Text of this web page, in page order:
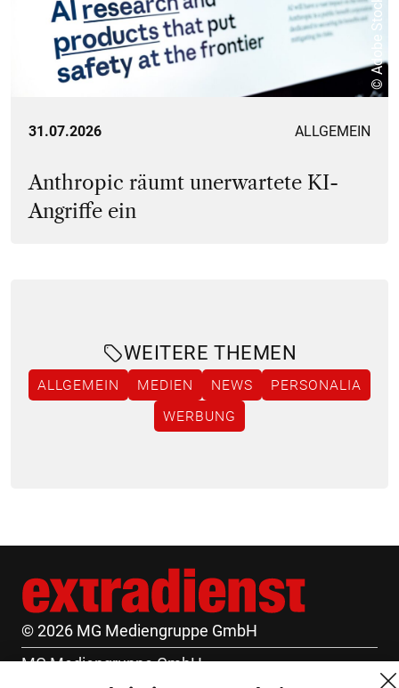
© Adobe Stock
31.07.2026 ALLGEMEIN
Anthropic räumt unerwartete KI-
Angriffe ein
WEITERE THEMEN
ALLGEMEIN MEDIEN NEWS
PERSONALIA
WERBUNG
© 2026 MG Mediengruppe GmbH
MG Mediengruppe GmbH